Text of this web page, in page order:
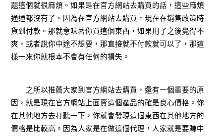
題這個就很麻煩。如果是在官方網站去購買的話，這些麻煩
通通都沒有了。因為在官方網站去購買，現在在銷售政策時
貨到付款。那就意味著你買這個東西，如果用了之後覺得不
爽，或者說你中途不想要，那直接就不付款就可以了，那這
樣一來你就根本不會有任何的損失。
之所以推薦大家到官方網站去購買，還有一個重要的原
因，就是現在官方網站上面賣這個產品的確是良心價格。你
在其他地方去打聽一下，你就會發現這個東西在其他地方的
價格是比較高。因為人家是在做這個代理，人家就是要賺中